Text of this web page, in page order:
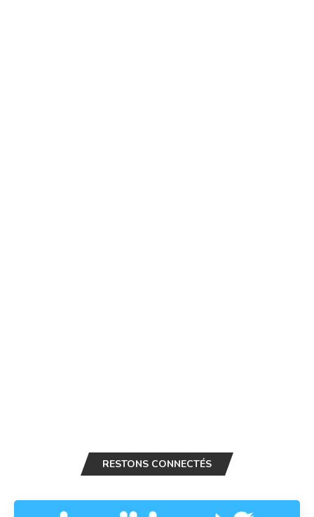
RESTONS CONNECTÉS